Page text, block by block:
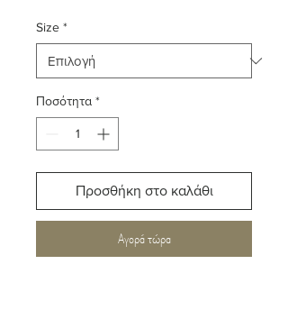
Size *
Ποσότητα *
Προσθήκη στο καλάθι
Αγορά τώρα